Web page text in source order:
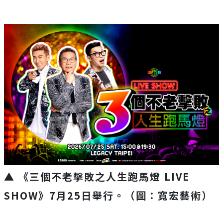
▲ 《三個不老擊敗之人生跑馬燈 LIVE
SHOW》 7月 25 日舉行 。（圖：寬宏藝術）